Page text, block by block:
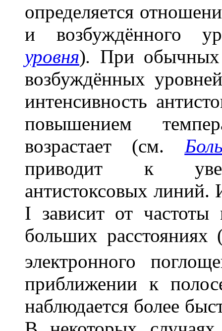
определяется
и возбуждённого
уровня). При обычных
возбуждённых
интенсивность
повышением
возрастает (см.
приводит к
антистоксовых линий.
I зависит от частоты
больших расстояниях
электронного
приближении к
наблюдается более